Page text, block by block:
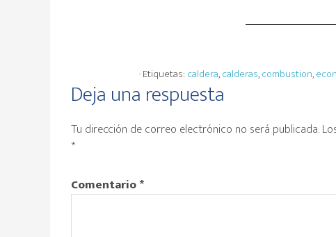
· Etiquetas: caldera,calderas,combustion,
Interacciones
con
los
lectores
Deja una respuesta
Tu dirección de correo electrónico no será publicada.
*
Comentario*